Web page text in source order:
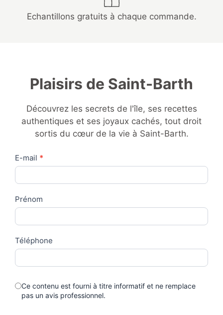
Echantillons gratuits à chaque commande.
Plaisirs de Saint-Barth
Découvrez les secrets de l'île, ses recettes
authentiques et ses joyaux cachés, tout droit
sortis du cœur de la vie à Saint-Barth.
Contact
Us
E-mail *
Prénom
Téléphone
Ce contenu est fourni à titre informatif et ne remplace
pas un avis professionnel.